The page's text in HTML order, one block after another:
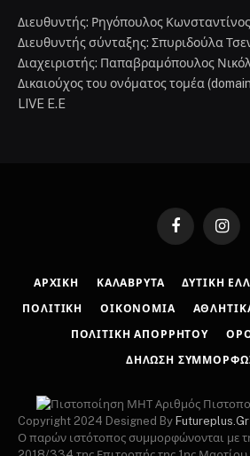
Διευθυντής: Ρηγόπουλος Κωνσταντίνος
Διευθυντής σύνταξης: Σπυριδούλα
Διαχειριστής: Παπαβραμόπουλος
Δικαιούχος του ονόματος τομέα
LIVE E.E
Facebook
ΑΡΧΙΚΉ ΚΑΛΆΒΡΥΤΑ ΔΥΤΙΚΉ
ΠΟΛΙΤΙΚΉ ΟΙΚΟΝΟΜΊΑ
ΠΟΛΙΤΙΚΉ ΑΠΟΡΡΉΤΟΥ
ΔΉΛΩΣΗ
Αριθμός
Copyright 2024 Designed By Futureplus.Gr
Ο παρών ιστότοπος συμμορφώνονται με